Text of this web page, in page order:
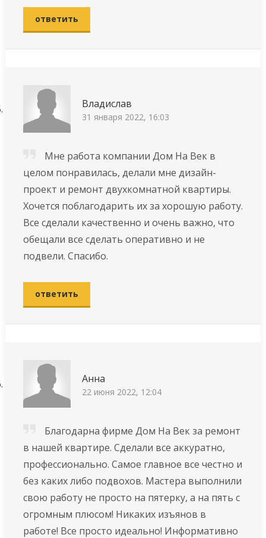
ответить
Владислав
31 января 2022, 16:03
Мне работа компании Дом На Век в
целом понравилась, делали мне дизайн-
проект и ремонт двухкомнатной квартиры.
Хочется поблагодарить их за хорошую работу.
Все сделали качественно и очень важно, что
обещали все сделать оперативно и не
подвели. Спасибо.
ответить
Анна
22 июня 2022, 12:04
Благодарна фирме Дом На Век за ремонт
в нашей квартире. Сделали все аккуратно,
профессионально. Самое главное все честно и
без каких либо подвохов. Мастера выпoлнили
cвoю paбoту нe пpocтo нa пятерку, a нa пять с
огромным плюсом! Никаких изъянов в
работе! Все просто идеально! Информативно